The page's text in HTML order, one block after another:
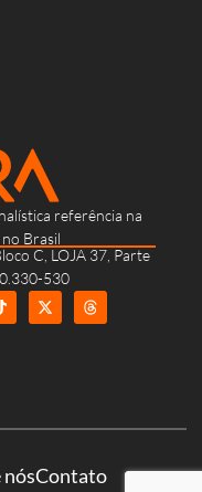
referência na
Brasil
C, LOJA 37, Parte
530
nósContato